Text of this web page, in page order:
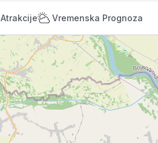
Atrakcije Vremenska Prognoza